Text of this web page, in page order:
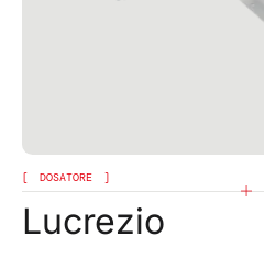
DOSATORE
Lucrezio